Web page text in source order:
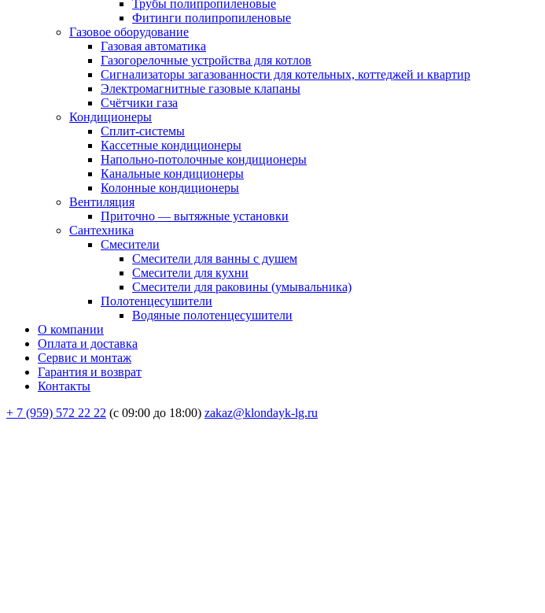
Трубы полипропиленовые
Фитинги полипропиленовые
Газовое оборудование
Газовая автоматика
Газогорелочные устройства для котлов
Сигнализаторы загазованности для котельных, коттеджей и квартир
Электромагнитные газовые клапаны
Счётчики газа
Кондиционеры
Сплит-системы
Кассетные кондиционеры
Напольно-потолочные кондиционеры
Канальные кондиционеры
Колонные кондиционеры
Вентиляция
Приточно — вытяжные установки
Сантехника
Смесители
Смесители для ванны с душем
Смесители для кухни
Смесители для раковины (умывальника)
Полотенцесушители
Водяные полотенцесушители
О компании
Оплата и доставка
Сервис и монтаж
Гарантия и возврат
Контакты
+ 7 (959) 572 22 22 (с 09:00 до 18:00) zakaz@klondayk-lg.ru